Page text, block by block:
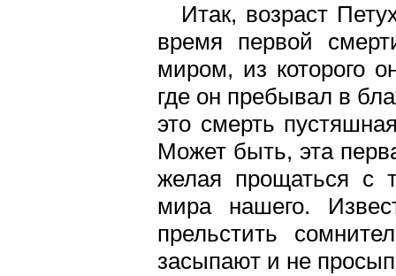
Итак, возраст
время первой
миром, из которого
где он пребывал в
это смерть
Может быть, эта
желая прощаться с
мира нашего.
прельстить
засыпают и не